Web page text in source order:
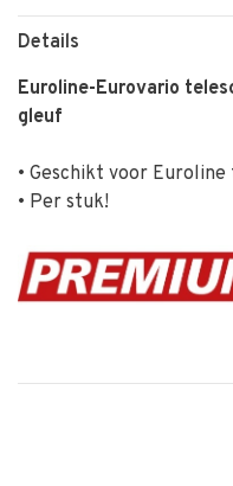
Details
Euroline-Eurovario
gleuf
• Geschikt voor
• Per stuk!